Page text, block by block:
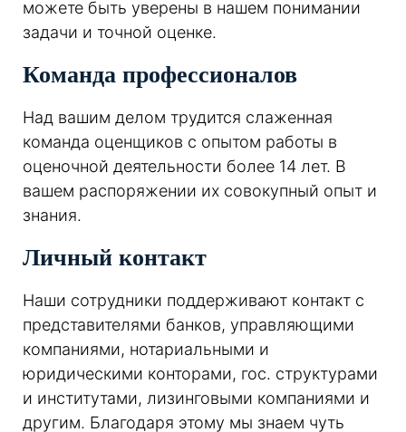
можете быть уверены в нашем понимании
задачи и точной оценке.
Команда профессионалов
Над вашим делом трудится слаженная
команда оценщиков с опытом работы в
оценочной деятельности более 14 лет. В
вашем распоряжении их совокупный опыт и
знания.
Личный контакт
Наши сотрудники поддерживают контакт с
представителями банков, управляющими
компаниями, нотариальными и
юридическими конторами, гос. структурами
и институтами, лизинговыми компаниями и
другим. Благодаря этому мы знаем чуть